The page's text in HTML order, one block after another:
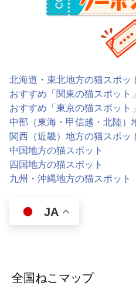
北海道・東北地方の猫スポッ
おすすめ「関東の猫スポット」
おすすめ「東京の猫スポット」
中部（東海・甲信越・北陸）
関西（近畿）地方の猫スポッ
中国地方の猫スポット
四国地方の猫スポット
九州・沖縄地方の猫スポット
JA
全国ねこマップ